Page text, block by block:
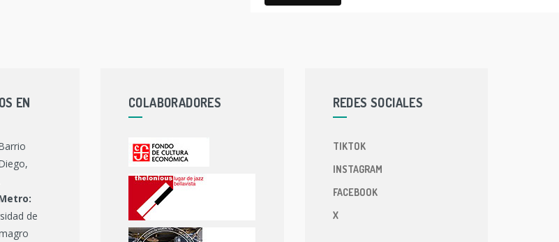
EN
de
COLABORADORES REDES SOCIALES
TIKTOK
INSTAGRAM
FACEBOOK
X